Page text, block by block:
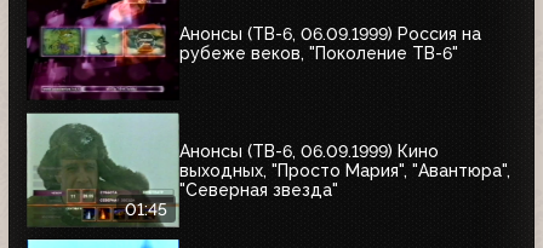
Анонсы (ТВ-6, 06.09.1999) Россия на
рубеже веков, "Поколение ТВ-6"
01:45
Анонсы (ТВ-6, 06.09.1999) Кино
выходных, "Просто Мария", "Авантюра",
"Северная звезда"